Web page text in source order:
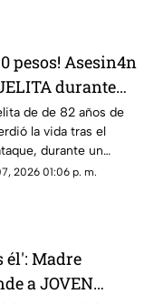
pesos! Asesin4n
durante
cuando
de trabajar
de de 82 años de
la vida tras el
durante un
regresaba de
2026 01:06 p. m.
él': Madre
a JOVEN